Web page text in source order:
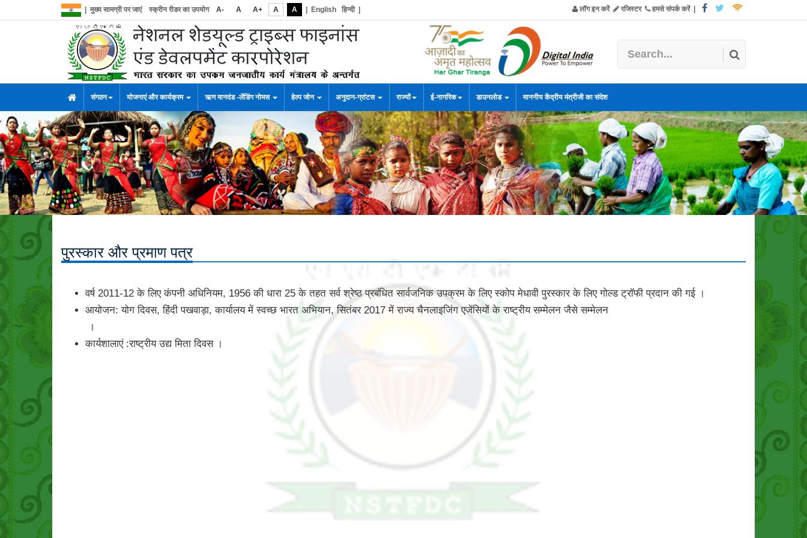
मुख्य सामग्री पर जाएं स्क्रीन रीडर का उपयोग A- A A+ A A English हिन्दी| लॉग इन करें रजिस्टर हमसे संपर्क करें|
संगठन योजनाएं और कार्यक्रम ऋण मानदंड -लेंडिंग नोमस हेल्प जोन अनुदान-ग्रांटस राज्यों ई-नागरिक डाउनलोड माननीय केंद्रीय मंत्रीजी का संदेश
पुरस्कार और प्रमाण पत्र
वर्ष 2011-12 के लिए कंपनी अधिनियम, 1956 की धारा 25 के तहत सर्व श्रेष्ठ प्रबंधित सार्वजनिक उपक्रम के लिए स्कोप मेधावी पुरस्कार के लिए गोल्ड ट्रॉफी प्रदान की गई ।
आयोजन: योग दिवस, हिंदी पखवाड़ा, कार्यालय में स्वच्छ भारत अभियान, सितंबर 2017 में राज्य चैनलाइजिंग एजेंसियों के राष्ट्रीय सम्मेलन जैसे सम्मेलन
।
कार्यशालाएं :राष्ट्रीय उद्य मिता दिवस ।